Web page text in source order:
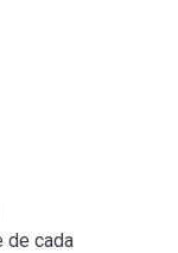
de cada